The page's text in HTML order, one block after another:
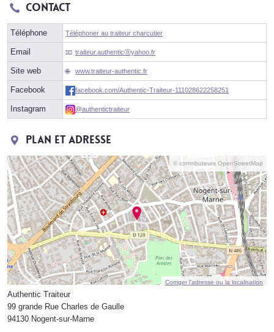
Contact
Téléphone Téléphoner au traiteur charcutier
Email traiteur.authenticⓐyahoo.fr
Site web www.traiteur-authentic.fr
Facebook facebook.com/Authentic-Traiteur-111028622258251
Instagram @authentictraiteur
Plan et adresse
© contributeurs OpenStreetMap
Corriger l’adresse ou la localisation
Authentic Traiteur
99 grande Rue Charles de Gaulle
94130 Nogent-sur-Marne